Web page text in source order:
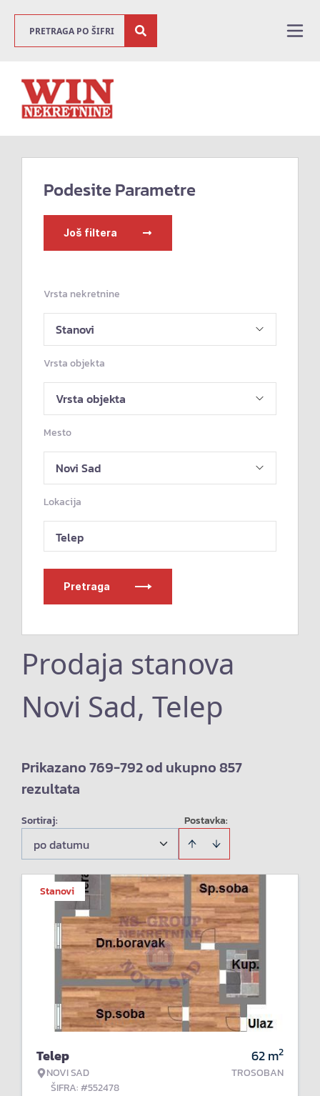
Podesite Parametre
Još filtera
Vrsta nekretnine
Vrsta objekta
Mesto
Lokacija
Telep
Pretraga
Prodaja stanova
Novi Sad, Telep
Prikazano 769-792 od ukupno 857
rezultata
Postavka:
Sortiraj:
po datumu
Stanovi
Telep
NOVI SAD
ŠIFRA: #552478
62m2
TROSOBAN